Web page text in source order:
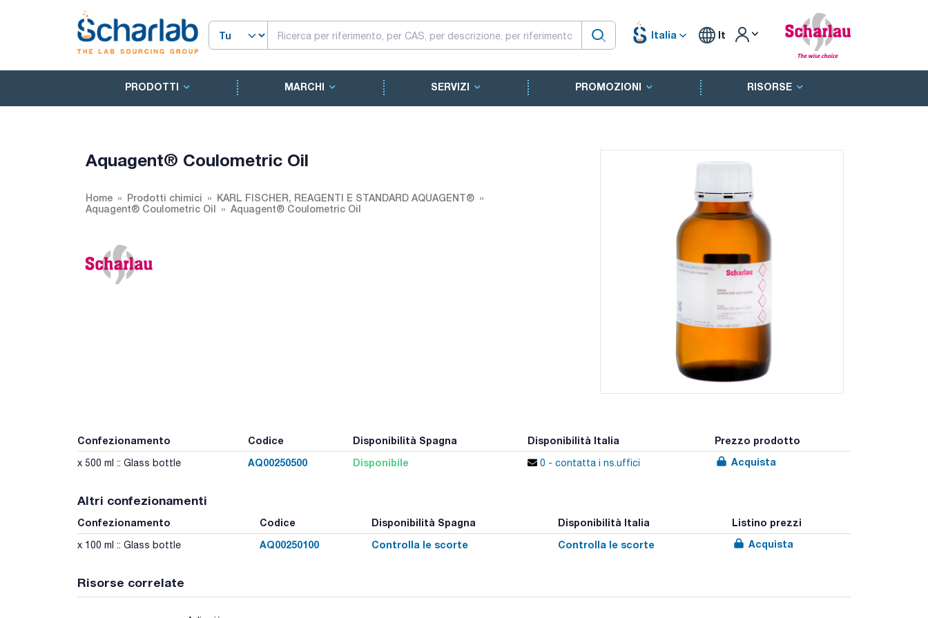
Italia It
PRODOTTI MARCHI SERVIZI PROMOZIONI RISORSE
Aquagent® Coulometric Oil
Home Prodotti chimici
KARL FISCHER, REAGENTI E STANDARD AQUAGENT®
Aquagent® Coulometric Oil
Aquagent® Coulometric Oil
Confezionamento Codice Disponibilità Spagna Disponibilità Italia Prezzo prodotto
x 500 ml :: Glass bottle AQ00250500 Disponibile 0 - contatta i ns.uffici Acquista
Altri confezionamenti
Confezionamento Codice Disponibilità Spagna Disponibilità Italia Listino prezzi
x 100 ml :: Glass bottle AQ00250100 Controlla le scorte Controlla le scorte Acquista
Risorse correlate